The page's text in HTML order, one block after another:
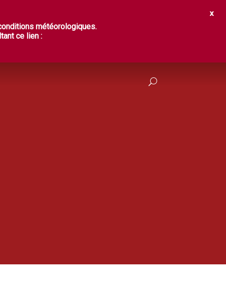
?
météorologiques.
ce lien :